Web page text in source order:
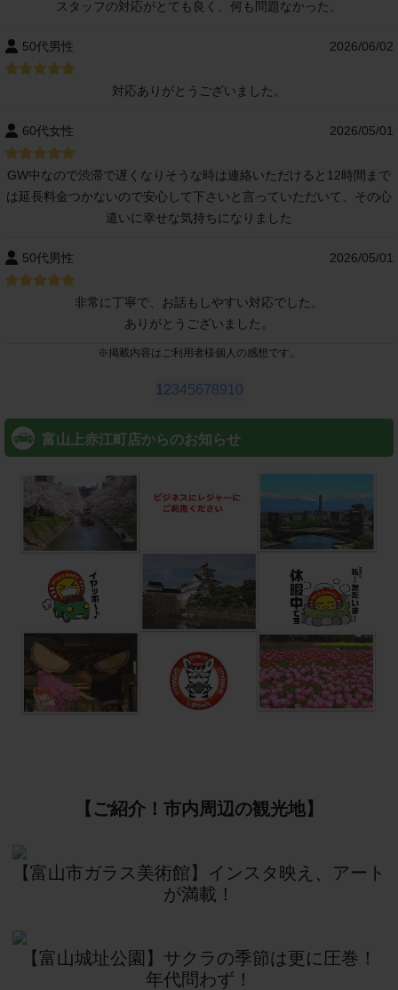
スタッフの対応がとても良く、何も問題なかった。
50代男性 2026/06/02
対応ありがとうございました。
60代女性 2026/05/01
GW中なので渋滞で遅くなりそうな時は連絡いただけると12時間まで
は延長料金つかないので安心して下さいと言っていただいて、その心
遣いに幸せな気持ちになりました
50代男性 2026/05/01
非常に丁寧で、お話もしやすい対応でした。
ありがとうございました。
※ 掲載内容はご利用者様個人の感想です。
1 2345678910
富山上赤江町店からのお知らせ
【ご紹介！市内周辺の観光地】
【富山市ガラス美術館】インスタ映え、アート
が満載！
【富山城址公園】サクラの季節は更に圧巻！
年代問わず！